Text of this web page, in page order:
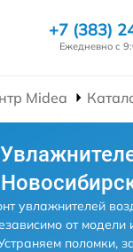
+7 (383)
Ежедневно с
Midea
увлажнителей
от модели
поломки,